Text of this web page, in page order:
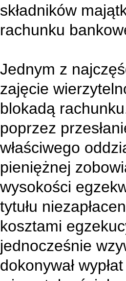
składników
rachunku
Jednym z
zajęcie
blokadą
poprzez
właściwego
pieniężnej
wysokości
tytułu
kosztami
jednocześnie
dokonywał